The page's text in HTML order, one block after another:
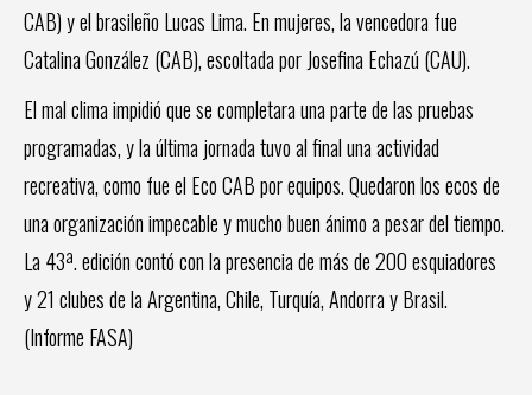
CAB) y el brasileño Lucas Lima. En mujeres, la vencedora fue
Catalina González (CAB), escoltada por Josefina Echazú (CAU).
El mal clima impidió que se completara una parte de las pruebas
programadas, y la última jornada tuvo al final una actividad
recreativa, como fue el Eco CAB por equipos. Quedaron los ecos de
una organización impecable y mucho buen ánimo a pesar del tiempo.
La 43ª. edición contó con la presencia de más de 200 esquiadores
y 21 clubes de la Argentina, Chile, Turquía, Andorra y Brasil.
(Informe FASA)